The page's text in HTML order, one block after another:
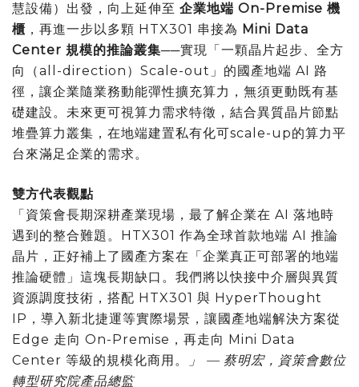
慧設備）出發，向上延伸至 企業地端 On-Premise 機
櫃 ，再進一步以多顆 HTX301 串接為 Mini Data
Center 規模的推論叢集──實現「一顆晶片起步、全方
向（all-direction）Scale-out」的國產地端 AI 路
徑，讓企業隨業務動能彈性擴充算力，無須更動既有基
礎建設。未來更可視算力需求特徵，結合異質晶片節點
堆疊算力叢集，在地端建置私有化可scale-up的算力平
台來滿足企業的需求。
雙方代表觀點
「資策會長期深耕產業現場，最了解企業在 AI 落地時
遇到的整合難題。HTX301 作為全球首款地端 AI 推論
晶片，正好補上了國產方案在「企業真正可部署的地端
推論硬體」這塊長期缺口。我們將以快接中介層與異質
資源調度技術，搭配 HTX301 與 HyperThought
IP，導入新北捷運等實際場景，讓國產地端解決方案從
Edge 走向 On-Premise，再走向 Mini Data
Center 等級的規模化商用。
」 — 蔡明宏，資策會數位
轉型研究院產品總監